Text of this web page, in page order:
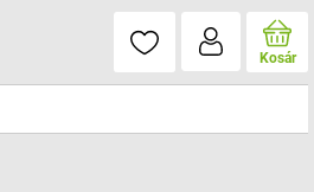
Kosár